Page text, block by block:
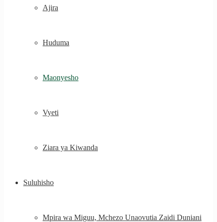
Ajira
Huduma
Maonyesho
Vyeti
Ziara ya Kiwanda
Suluhisho
Mpira wa Miguu, Mchezo Unaovutia Zaidi Duniani